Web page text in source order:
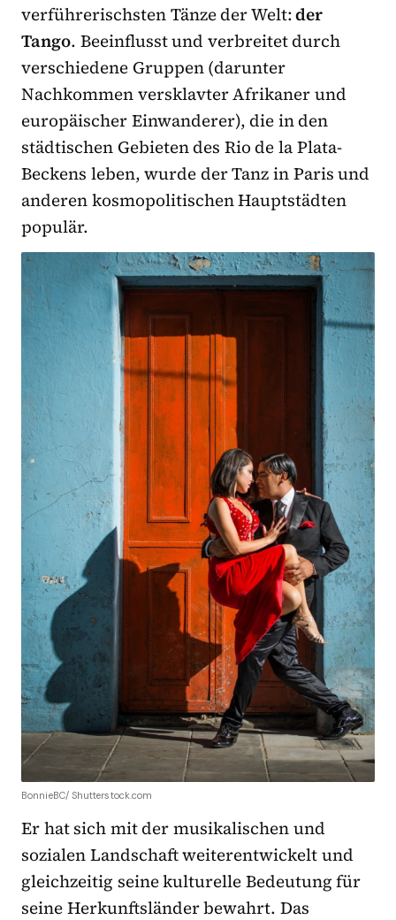
verführerischsten Tänze der Welt:der
Tango. Beeinflusst und verbreitet durch
verschiedene Gruppen (darunter
Nachkommen versklavter Afrikaner und
europäischer Einwanderer), die in den
städtischen Gebieten des Rio de la Plata-
Beckens leben, wurde der Tanz in Paris und
anderen kosmopolitischen Hauptstädten
populär.
BonnieBC/ Shutterstock.com
Er hat sich mit der musikalischen und
sozialen Landschaft weiterentwickelt und
gleichzeitig seine kulturelle Bedeutung für
seine Herkunftsländer bewahrt. Das